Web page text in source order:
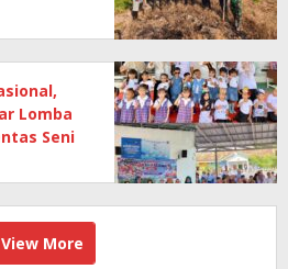
Lomba
Seni
View More